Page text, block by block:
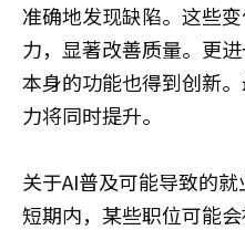
准确地发现缺陷。这些
力，显著改善质量。更
本身的功能也得到创新
力将同时提升。
关于AI普及可能导致的就
短期内，某些职位可能